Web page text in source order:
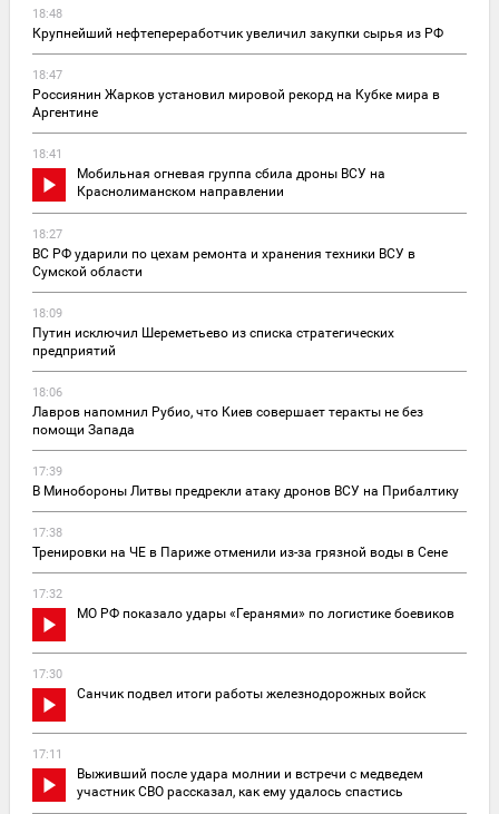
18:48
Крупнейший нефтепереработчик увеличил закупки сырья из РФ
18:47
Россиянин Жарков установил мировой рекорд на Кубке мира в
Аргентине
18:41
Мобильная огневая группа сбила дроны ВСУ на
Краснолиманском направлении
18:27
ВС РФ ударили по цехам ремонта и хранения техники ВСУ в
Сумской области
18:09
Путин исключил Шереметьево из списка стратегических
предприятий
18:06
Лавров напомнил Рубио, что Киев совершает теракты не без
помощи Запада
17:39
В Минобороны Литвы предрекли атаку дронов ВСУ на Прибалтику
17:38
Тренировки на ЧЕ в Париже отменили из-за грязной воды в Сене
17:32
МО РФ показало удары «Геранями» по логистике боевиков
17:30
Санчик подвел итоги работы железнодорожных войск
17:11
Выживший после удара молнии и встречи с медведем
участник СВО рассказал, как ему удалось спастись